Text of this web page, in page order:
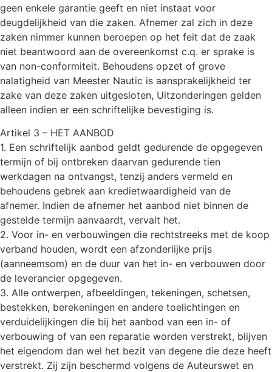
geen enkele garantie geeft en niet instaat voor
deugdelijkheid van die zaken. Afnemer zal zich in deze
zaken nimmer kunnen beroepen op het feit dat de zaak
niet beantwoord aan de overeenkomst c.q. er sprake is
van non-conformiteit. Behoudens opzet of grove
nalatigheid van Meester Nautic is aansprakelijkheid ter
zake van deze zaken uitgesloten, Uitzonderingen gelden
alleen indien er een schriftelijke bevestiging is.
Artikel 3 – HET AANBOD
1. Een schriftelijk aanbod geldt gedurende de opgegeven
termijn of bij ontbreken daarvan gedurende tien
werkdagen na ontvangst, tenzij anders vermeld en
behoudens gebrek aan kredietwaardigheid van de
afnemer. Indien de afnemer het aanbod niet binnen de
gestelde termijn aanvaardt, vervalt het.
2. Voor in- en verbouwingen die rechtstreeks met de koop
verband houden, wordt een afzonderlijke prijs
(aanneemsom) en de duur van het in- en verbouwen door
de leverancier opgegeven.
3. Alle ontwerpen, afbeeldingen, tekeningen, schetsen,
bestekken, berekeningen en andere toelichtingen en
verduidelijkingen die bij het aanbod van een in- of
verbouwing of van een reparatie worden verstrekt, blijven
het eigendom dan wel het bezit van degene die deze heeft
verstrekt. Zij zijn beschermd volgens de Auteurswet en